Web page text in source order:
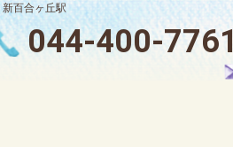
百合ヶ丘駅
044-400-7761